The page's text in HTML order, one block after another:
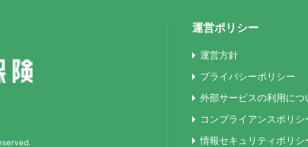
運営ポリシー
運営方針
プライバシーポリシー
外部サービスの利用につ
コンプライアンスポリシ
情報セキュリティポリシ